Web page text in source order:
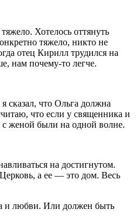
Хотелось оттянуть
тяжело, никто не
отец Кирилл трудился на
нам почему-то легче.
сказал, что Ольга должна
что если у священника и
с женой были на одной волне.
на достигнутом.
а ее — это дом. Весь
и любви. Или должен быть